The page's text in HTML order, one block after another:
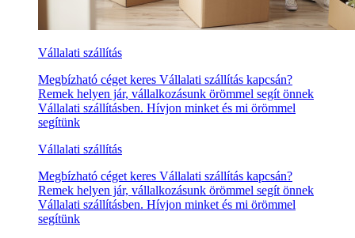
Vállalati szállítás
Megbízható céget keres Vállalati szállítás kapcsán?
Remek helyen jár, vállalkozásunk örömmel segít önnek
Vállalati szállításben. Hívjon minket és mi örömmel
segítünk
Vállalati szállítás
Megbízható céget keres Vállalati szállítás kapcsán?
Remek helyen jár, vállalkozásunk örömmel segít önnek
Vállalati szállításben. Hívjon minket és mi örömmel
segítünk